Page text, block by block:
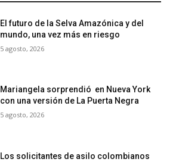
El futuro de la Selva Amazónica y del
mundo, una vez más en riesgo
5 agosto, 2026
Mariangela sorprendió en Nueva York
con una versión de La Puerta Negra
5 agosto, 2026
Los solicitantes de asilo colombianos